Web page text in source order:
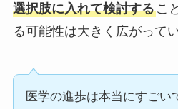
選択肢に入れて検討するこ
る可能性は大きく広がってい
医学の進歩は本当にすごい